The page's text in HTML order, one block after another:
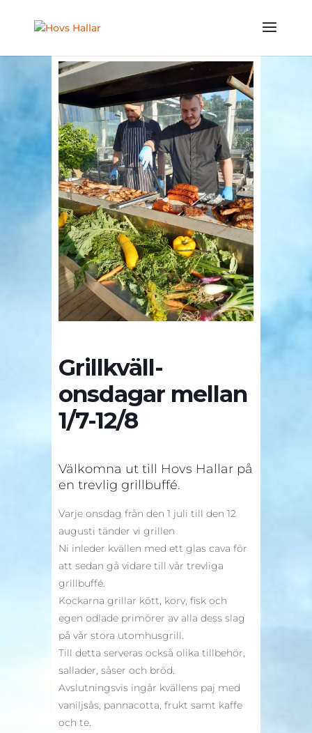
Grillkväll-
onsdagar mellan
1/7-12/8
Välkomna ut till Hovs Hallar på
en trevlig grillbuffé.
Varje onsdag från den 1 juli till den 12
augusti tänder vi grillen
Ni inleder kvällen med ett glas cava för
att sedan gå vidare till vår trevliga
grillbuffé.
Kockarna grillar kött, korv, fisk och
egen odlade primörer av alla dess slag
på vår stora utomhusgrill.
Till detta serveras också olika tillbehör,
sallader, såser och bröd.
Avslutningsvis ingår kvällens paj med
vaniljsås, pannacotta, frukt samt kaffe
och te.